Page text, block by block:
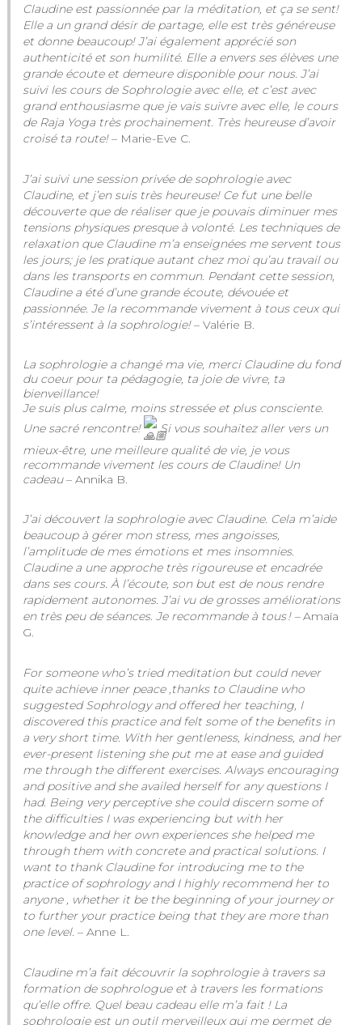
Claudine est passionnée par la méditation, et ça se sent!
Elle a un grand désir de partage, elle est très généreuse
et donne beaucoup! J’ai également apprécié son
authenticité et son humilité. Elle a envers ses élèves une
grande écoute et demeure disponible pour nous. J’ai
suivi les cours de Sophrologie avec elle, et c’est avec
grand enthousiasme que je vais suivre avec elle, le cours
de Raja Yoga très prochainement. Très heureuse d’avoir
croisé ta route!– Marie-Eve C.
J’ai suivi une session privée de sophrologie avec
Claudine, et j’en suis très heureuse! Ce fut une belle
découverte que de réaliser que je pouvais diminuer mes
tensions physiques presque à volonté. Les techniques de
relaxation que Claudine m’a enseignées me servent tous
les jours; je les pratique autant chez moi qu’au travail ou
dans les transports en commun. Pendant cette session,
Claudine a été d’une grande écoute, dévouée et
passionnée. Je la recommande vivement à tous ceux qui
s’intéressent à la sophrologie!– Valérie B.
La sophrologie a changé ma vie, merci Claudine du fond
du coeur pour ta pédagogie, ta joie de vivre, ta
bienveillance!
Je suis plus calme, moins stressée et plus consciente.
Une sacré rencontre!
Si vous souhaitez aller vers un
mieux-être, une meilleure qualité de vie, je vous
recommande vivement les cours de Claudine! Un
cadeau– Annika B.
J’ai découvert la sophrologie avec Claudine. Cela m’aide
beaucoup à gérer mon stress, mes angoisses,
l’amplitude de mes émotions et mes insomnies.
Claudine a une approche très rigoureuse et encadrée
dans ses cours. À l’écoute, son but est de nous rendre
rapidement autonomes. J’ai vu de grosses améliorations
en très peu de séances. Je recommande à tous ! –Amaïa
G.
For someone who’s tried meditation but could never
quite achieve inner peace ,thanks to Claudine who
suggested Sophrology and offered her teaching, I
discovered this practice and felt some of the benefits in
a very short time. With her gentleness, kindness, and her
ever-present listening she put me at ease and guided
me through the different exercises. Always encouraging
and positive and she availed herself for any questions I
had. Being very perceptive she could discern some of
the difficulties I was experiencing but with her
knowledge and her own experiences she helped me
through them with concrete and practical solutions. I
want to thank Claudine for introducing me to the
practice of sophrology and I highly recommend her to
anyone , whether it be the beginning of your journey or
to further your practice being that they are more than
one level. – Anne L.
Claudine m’a fait découvrir la sophrologie à travers sa
formation de sophrologue et à travers les formations
qu’elle offre. Quel beau cadeau elle m’a fait ! La
sophrologie est un outil merveilleux qui me permet de